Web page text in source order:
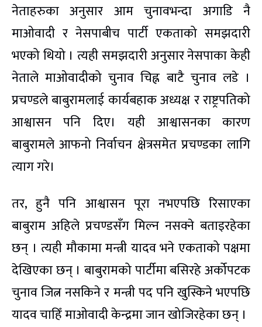
नेताहरुका अनुसार आम चुनावभन्दा अगाडि नै
माओवादी र नेसपाबीच पार्टी एकताको समझदारी
भएको थियो । त्यही समझदारी अनुसार नेसपाका केही
नेताले माओवादीको चुनाव चिह्न बाटै चुनाव लडे ।
प्रचण्डले बाबुरामलाई कार्यबहाक अध्यक्ष र राष्ट्रपतिको
आश्वासन पनि दिए। यही आश्वासनका कारण
बाबुरामले आफनो निर्वाचन क्षेत्रसमेत प्रचण्डका लागि
त्याग गरे।
तर, हुनै पनि आश्वासन पूरा नभएपछि रिसाएका
बाबुराम अहिले प्रचण्डसँग मिल्न नसक्ने बताइरहेका
छन् । त्यही मौकामा मन्त्री यादव भने एकताको पक्षमा
देखिएका छन् । बाबुरामको पार्टीमा बसिरहे अर्कोपटक
चुनाव जित्न नसकिने र मन्त्री पद पनि खुस्किने भएपछि
यादव चाहिँ माओवादी केन्द्रमा जान खोजिरहेका छन् ।